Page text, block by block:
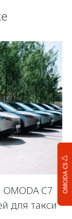
OMODA C5
C7
для такси